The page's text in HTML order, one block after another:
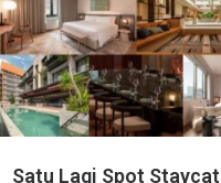
Satu Lagi Spot